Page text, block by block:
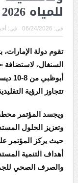
للمياه 2026
فى: 06/24/2026 فى:
تقوم دولة الإمارات،
تتجاوز الرؤية
ويجسد المؤتمر محطة
وتعزيز الحلول
حيث يركز المؤتمر
أهداف التنمية
والصرف الصحي